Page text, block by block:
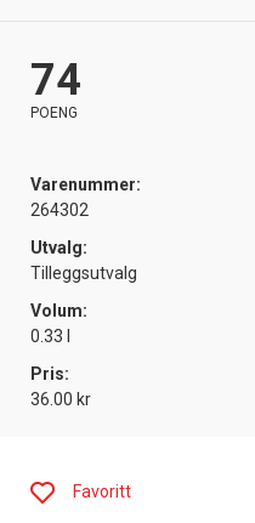
74
POENG
Varenummer:
264302
Utvalg:
Tilleggsutvalg
Volum:
0.33 l
Pris:
36.00 kr
Favoritt